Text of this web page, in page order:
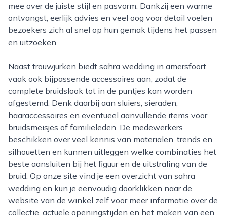
mee over de juiste stijl en pasvorm. Dankzij een warme
ontvangst, eerlijk advies en veel oog voor detail voelen
bezoekers zich al snel op hun gemak tijdens het passen
en uitzoeken.
Naast trouwjurken biedt sahra wedding in amersfoort
vaak ook bijpassende accessoires aan, zodat de
complete bruidslook tot in de puntjes kan worden
afgestemd. Denk daarbij aan sluiers, sieraden,
haaraccessoires en eventueel aanvullende items voor
bruidsmeisjes of familieleden. De medewerkers
beschikken over veel kennis van materialen, trends en
silhouetten en kunnen uitleggen welke combinaties het
beste aansluiten bij het figuur en de uitstraling van de
bruid. Op onze site vind je een overzicht van sahra
wedding en kun je eenvoudig doorklikken naar de
website van de winkel zelf voor meer informatie over de
collectie, actuele openingstijden en het maken van een